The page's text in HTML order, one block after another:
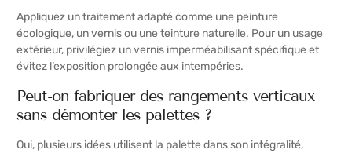
Appliquez un traitement adapté comme une peinture
écologique, un vernis ou une teinture naturelle. Pour un usage
extérieur, privilégiez un vernis imperméabilisant spécifique et
évitez l’exposition prolongée aux intempéries.
Peut-on fabriquer des rangements verticaux
sans démonter les palettes ?
Oui, plusieurs idées utilisent la palette dans son intégralité,